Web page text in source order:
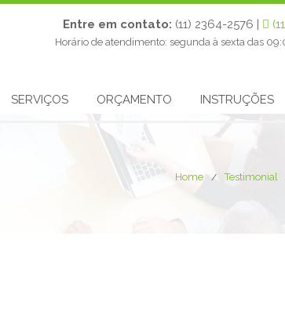
Entre em contato: (11) 2364-2576 |
Horário de atendimento: segunda à sexta das
SERVIÇOS ORÇAMENTO INSTRUÇÕES
Home Testimonial